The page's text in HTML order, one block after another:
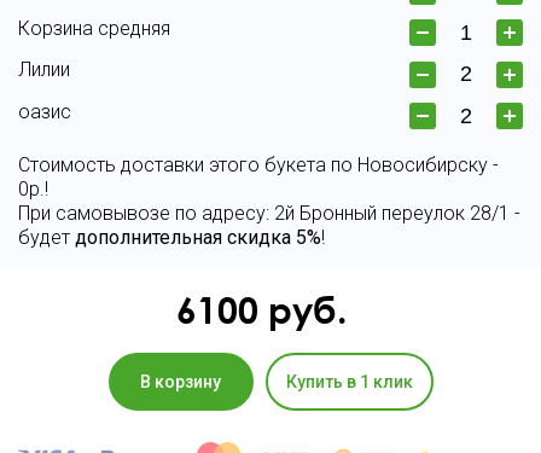
Корзина средняя
Лилии
оазис
Стоимость доставки этого букета по Новосибирску -
0р.!
При самовывозе по адресу: 2й Бронный переулок 28/1 -
будет дополнительная скидка 5%!
6100 руб.
В корзину Купить в 1 клик